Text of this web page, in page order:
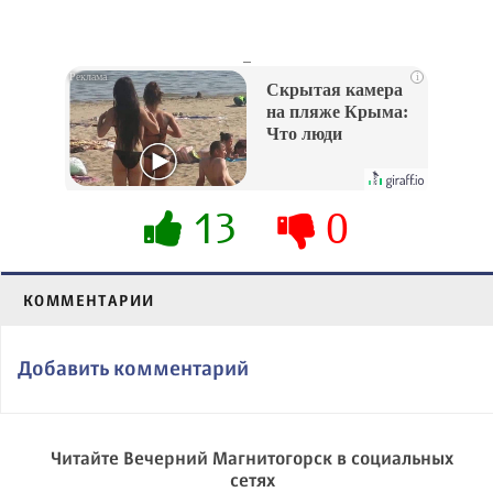
i
Скрытая камера
на пляже Крыма:
Что люди
их не видят...
13 0
КОММЕНТАРИИ
Добавить комментарий
Читайте Вечерний Магнитогорск в социальных
сетях